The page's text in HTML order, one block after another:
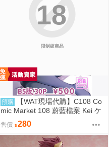
限制級商品
18
預購
【WAT現場代購】C108 Co
mic Market 108 蔚藍檔案 Kei ケ
イちゃん かいはつけいかくっ！
售價 280